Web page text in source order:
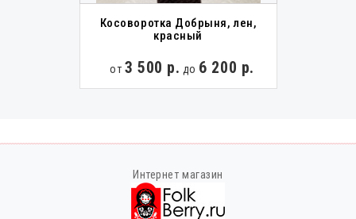
Косоворотка Добрыня, лен,
красный
от 3 500 р. до 6 200 р.
Интернет магазин